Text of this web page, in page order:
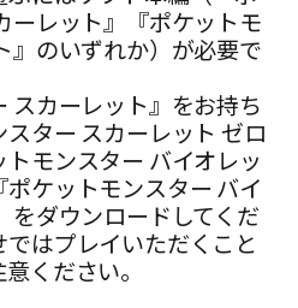
ーレット』『ポケットモ
』のいずれか）が必要で
スカーレット』をお持ち
ター スカーレット ゼロ
モンスター バイオレッ
ケットモンスター バイ
をダウンロードしてくだ
はプレイいただくこと
ください。